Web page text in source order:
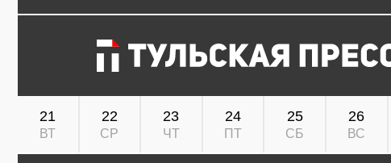
21
ВТ
22
СР
23
ЧТ
24
ПТ
25
СБ
26
ВС